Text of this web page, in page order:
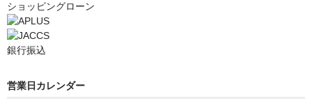
ショッピングローン
銀行振込
営業日カレンダー